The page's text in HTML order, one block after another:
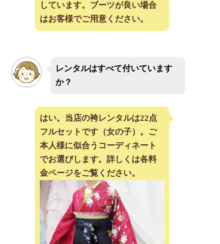
しています。ブーツが良い場合
はお客様でご用意ください。
レンタルはすべて付いています
か？
はい。当店の袴レンタルは22点
フルセットです（女の子）。ご
本人様に似合うコーディネート
でお選びします。詳しくは各料
金ページをご覧ください。